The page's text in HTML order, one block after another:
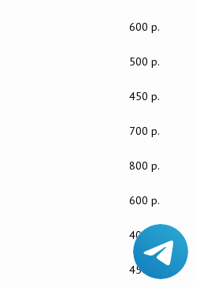
600 р.
500 р.
450 р.
700 р.
800 р.
600 р.
400 р.
450 р.